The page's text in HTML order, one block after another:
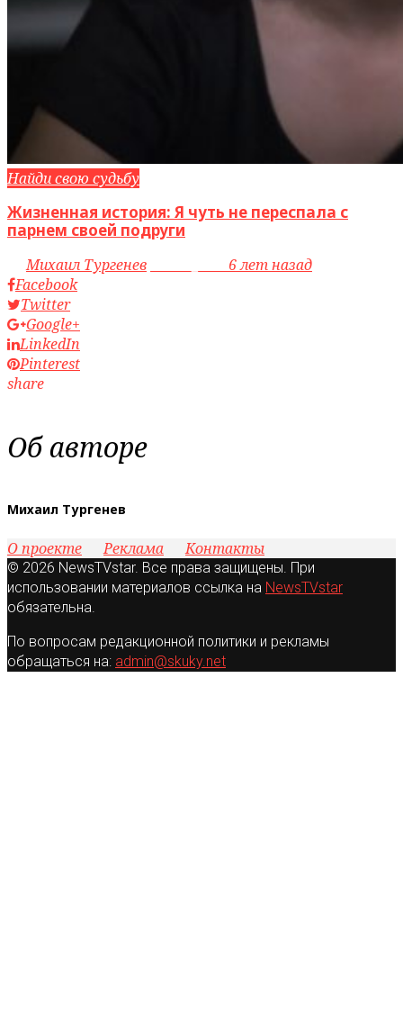
Найди свою судьбу
Жизненная история: Я чуть не переспала с
парнем своей подруги
byМихаил Тургенев
6 лет назад
Facebook
Twitter
Google+
LinkedIn
Pinterest
share
Об авторе
Михаил Тургенев
О проекте Реклама Контакты
© 2026 NewsTVstar. Все права защищены. При
использовании материалов ссылка на NewsTVstar
обязательна.
По вопросам редакционной политики и рекламы
обращаться на: admin@skuky.net